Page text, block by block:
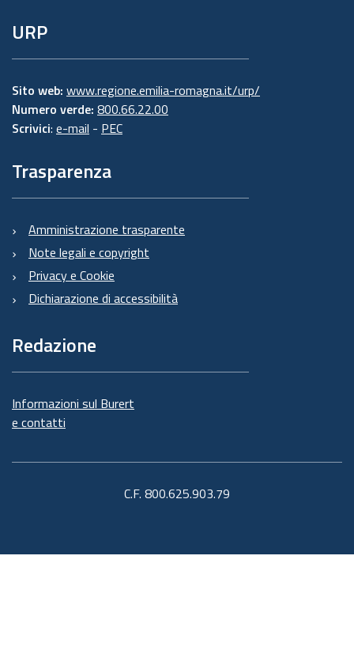
URP
Sito web: www.regione.emilia-romagna.it/urp/
Numero verde: 800.66.22.00
Scrivici: e-mail - PEC
Trasparenza
Amministrazione trasparente
Note legali e copyright
Privacy e Cookie
Dichiarazione di accessibilità
Redazione
Informazioni sul Burert
e contatti
C.F. 800.625.903.79